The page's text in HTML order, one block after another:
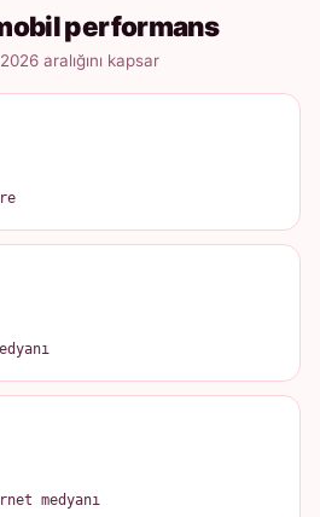
performans
aralığını kapsar
medyanı